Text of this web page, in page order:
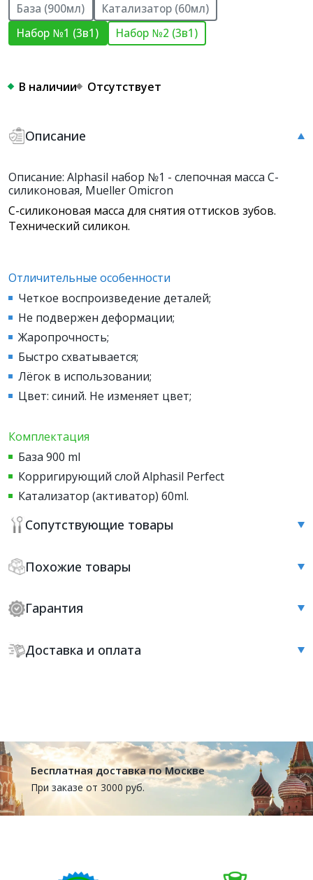
База (900мл)
Катализатор (60мл)
Набор №1 (3в1)
Набор №2 (3в1)
В наличии Отсутствует
Описание
Сопутствующие товары
Похожие товары
Гарантия
Доставка и оплата
Описание: Alphasil набор №1 - слепочная масса С-
силиконовая, Mueller Omicron
C-силиконовая масса для снятия оттисков зубов.
Технический силикон.
Отличительные особенности
Четкое воспроизведение деталей;
Не подвержен деформации;
Жаропрочность;
Быстро схватывается;
Лёгок в использовании;
Цвет: синий. Не изменяет цвет;
Комплектация
База 900 ml
Корригирующий слой Alphasil Perfect
Катализатор (активатор) 60ml.
Бесплатная доставка по Москве
При заказе от 3000 руб.